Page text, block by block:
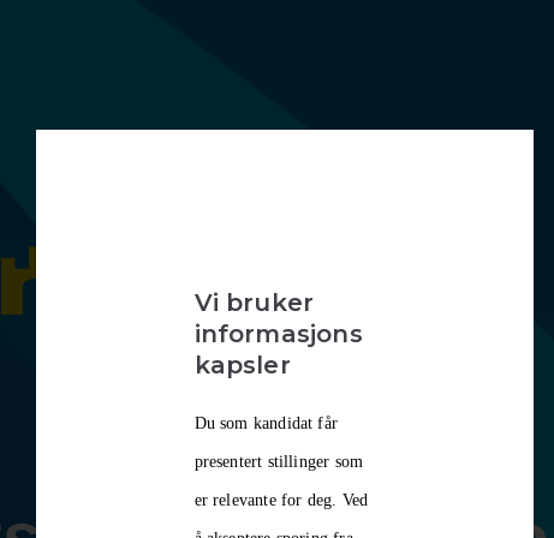
Vi bruker
informasjons
kapsler
Du som kandidat får
presentert stillinger som
er relevante for deg. Ved